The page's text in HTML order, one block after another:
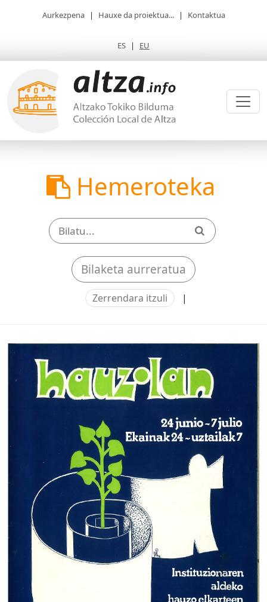
Aurkezpena | Hauxe da proiektua... | Kontaktua
ES | EU
Hemeroteka
Bilaketa aurreratua
Zerrendara itzuli |